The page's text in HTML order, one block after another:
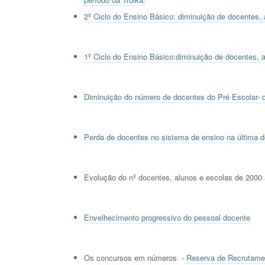
2º Ciclo do Ensino Básico: diminuição de
1º Ciclo do Ensino Básico:diminuição de
Diminuição do número de docentes do Pré Escolar-
Perda de docentes no sistema de ensino na última
Evolução do nº docentes, alunos e escolas de
Envelhecimento progressivo do pessoal docente
Os concursos em números - Reserva de